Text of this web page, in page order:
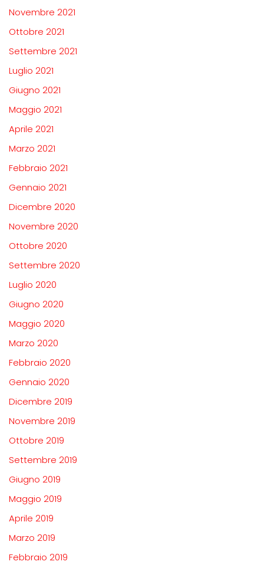
Novembre 2021
Ottobre 2021
Settembre 2021
Luglio 2021
Giugno 2021
Maggio 2021
Aprile 2021
Marzo 2021
Febbraio 2021
Gennaio 2021
Dicembre 2020
Novembre 2020
Ottobre 2020
Settembre 2020
Luglio 2020
Giugno 2020
Maggio 2020
Marzo 2020
Febbraio 2020
Gennaio 2020
Dicembre 2019
Novembre 2019
Ottobre 2019
Settembre 2019
Giugno 2019
Maggio 2019
Aprile 2019
Marzo 2019
Febbraio 2019